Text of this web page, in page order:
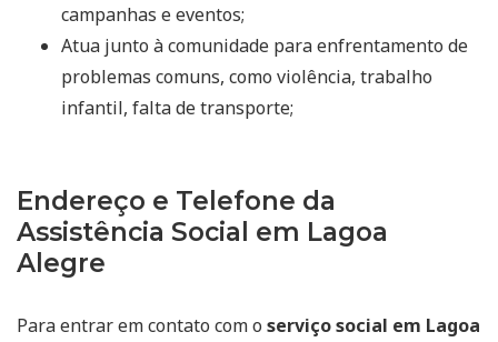
campanhas e eventos;
Atua junto à comunidade para enfrentamento de
problemas comuns, como violência, trabalho
infantil, falta de transporte;
Endereço e Telefone da
Assistência Social em Lagoa
Alegre
Para entrar em contato com o serviço social em Lagoa